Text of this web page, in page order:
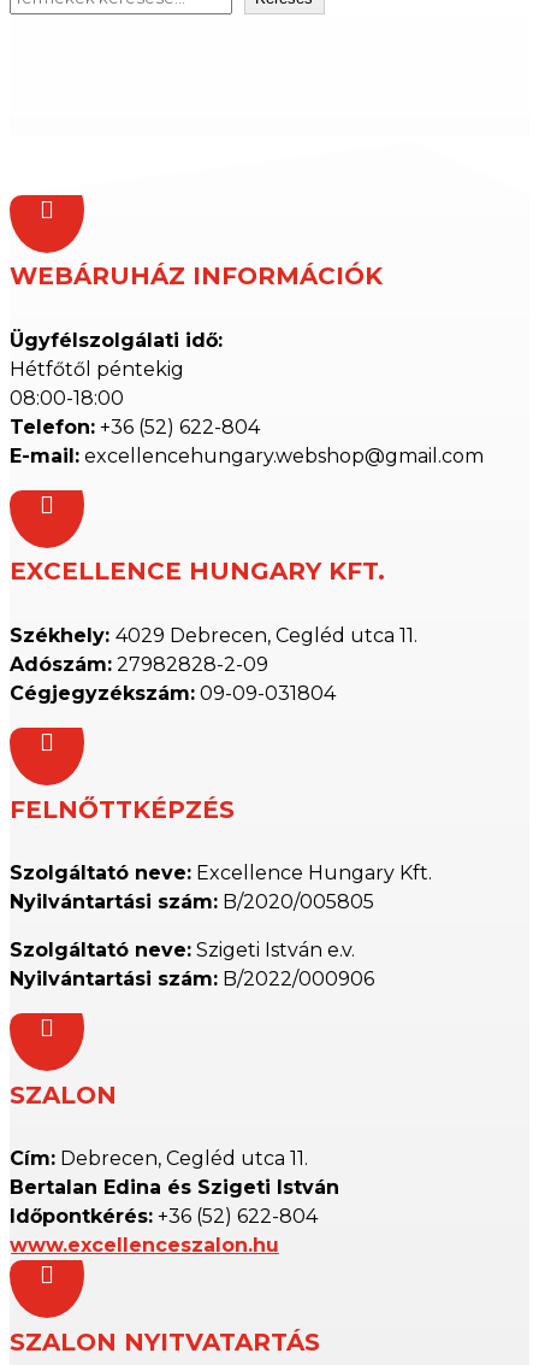

WEBÁRUHÁZ INFORMÁCIÓK
Ügyfélszolgálati idő:
Hétfőtől péntekig
08:00-18:00
Telefon: +36 (52) 622-804
E-mail: excellencehungary.webshop@gmail.com

EXCELLENCE HUNGARY KFT.
Székhely: 4029 Debrecen, Cegléd utca 11.
Adószám: 27982828-2-09
Cégjegyzékszám: 09-09-031804

FELNŐTTKÉPZÉS
Szolgáltató neve: Excellence Hungary Kft.
Nyilvántartási szám: B/2020/005805
Szolgáltató neve: Szigeti István e.v.
Nyilvántartási szám: B/2022/000906

SZALON
Cím: Debrecen, Cegléd utca 11.
Bertalan Edina és Szigeti István
Időpontkérés: +36 (52) 622-804
www.excellenceszalon.hu

SZALON NYITVATARTÁS